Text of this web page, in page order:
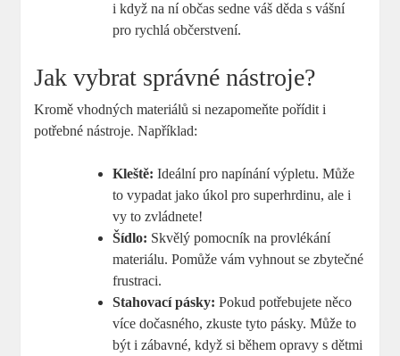
i když na ní občas sedne váš děda s vášní
pro rychlá občerstvení.
Jak vybrat správné nástroje?
Kromě vhodných materiálů si nezapomeňte pořídit i
potřebné nástroje. Například:
Kleště: Ideální pro napínání výpletu. Může
to vypadat jako úkol pro superhrdinu, ale i
vy to zvládnete!
Šídlo: Skvělý pomocník na provlékání
materiálu. Pomůže vám vyhnout se zbytečné
frustraci.
Stahovací pásky: Pokud potřebujete něco
více dočasného, zkuste tyto pásky. Může to
být i zábavné, když si během opravy s dětmi